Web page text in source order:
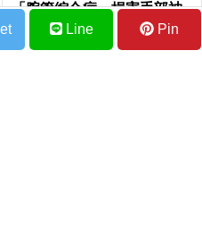
「腕管綜合症」損害手部神
經！15秒「手部伸展」這樣
練，別讓身體空「腕」惜！
Line Pin